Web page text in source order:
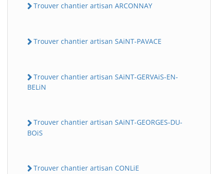
Trouver chantier artisan ARCONNAY
Trouver chantier artisan SAiNT-PAVACE
Trouver chantier artisan SAiNT-GERVAiS-EN-
BELiN
Trouver chantier artisan SAiNT-GEORGES-DU-
BOiS
Trouver chantier artisan CONLiE